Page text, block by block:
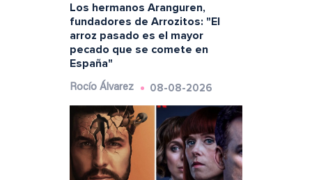
Los hermanos Aranguren,
fundadores de Arrozitos: "El
arroz pasado es el mayor
pecado que se comete en
España"
Rocío Álvarez 08-08-2026